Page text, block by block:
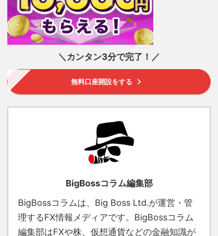
＼カンタン3分で完了！／
無料口座開設をする
BigBossコラム編集部
BigBossコラムは、Big Boss Ltd.が運営・管
理するFX情報メディアです。BigBossコラム
編集部はFXや株、仮想通貨などの金融知識が